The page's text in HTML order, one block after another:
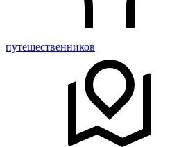
путешественников